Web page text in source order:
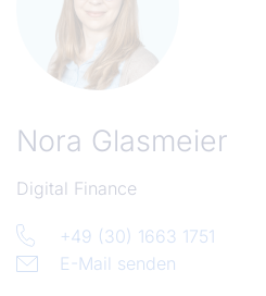
Nora Glasmeier
Digital Finance
+49 (30) 1663 1751
E-Mail senden